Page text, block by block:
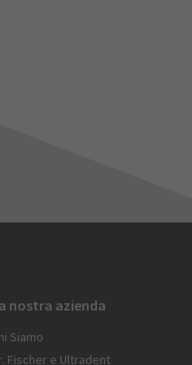
nostra azienda
Siamo
Fischer e Ultradent